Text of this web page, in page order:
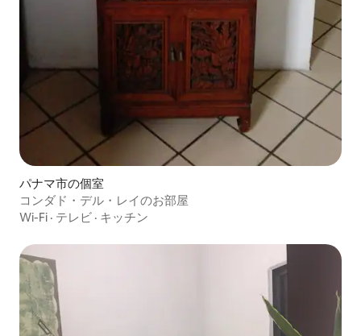
パナマ市の個室
コンダド・デル・レイのお部屋
Wi-Fi · テレビ · キッチン